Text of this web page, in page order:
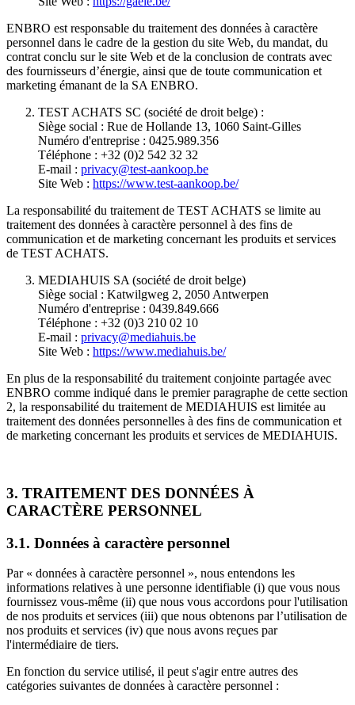
ENBRO est responsable du traitement des données à caractère
personnel dans le cadre de la gestion du site Web, du mandat, du
contrat conclu sur le site Web et de la conclusion de contrats avec
des fournisseurs d’énergie, ainsi que de toute communication et
marketing émanant de la SA ENBRO.
TEST ACHATS SC (société de droit belge) :
Siège social : Rue de Hollande 13, 1060 Saint-Gilles
Numéro d'entreprise : 0425.989.356
Téléphone : +32 (0)2 542 32 32
E-mail : privacy@test-aankoop.be
Site Web : https://www.test-aankoop.be/
La responsabilité du traitement de TEST ACHATS se limite au
traitement des données à caractère personnel à des fins de
communication et de marketing concernant les produits et services
de TEST ACHATS.
MEDIAHUIS SA (société de droit belge)
Siège social : Katwilgweg 2, 2050 Antwerpen
Numéro d'entreprise : 0439.849.666
Téléphone : +32 (0)3 210 02 10
E-mail : privacy@mediahuis.be
Site Web : https://www.mediahuis.be/
En plus de la responsabilité du traitement conjointe partagée avec
ENBRO comme indiqué dans le premier paragraphe de cette section
2, la responsabilité du traitement de MEDIAHUIS est limitée au
traitement des données personnelles à des fins de communication et
de marketing concernant les produits et services de MEDIAHUIS.
3. TRAITEMENT DES DONNÉES À
CARACTÈRE PERSONNEL
3.1. Données à caractère personnel
Par « données à caractère personnel », nous entendons les
informations relatives à une personne identifiable (i) que vous nous
fournissez vous-même (ii) que nous vous accordons pour l'utilisation
de nos produits et services (iii) que nous obtenons par l’utilisation de
nos produits et services (iv) que nous avons reçues par
l'intermédiaire de tiers.
En fonction du service utilisé, il peut s'agir entre autres des
catégories suivantes de données à caractère personnel :